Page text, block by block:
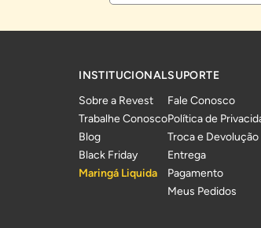
INSTITUCIONAL
Sobre a Revest
Trabalhe Conosco
Blog
Black Friday
Maringá Liquida
SUPORTE
Fale Conosco
Política de
Troca e Devolução
Entrega
Pagamento
Meus Pedidos